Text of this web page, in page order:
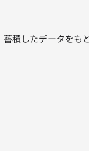
積したデータをも